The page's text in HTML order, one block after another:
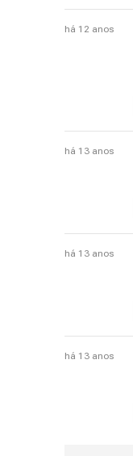
há 12 anos
há 13 anos
há 13 anos
há 13 anos